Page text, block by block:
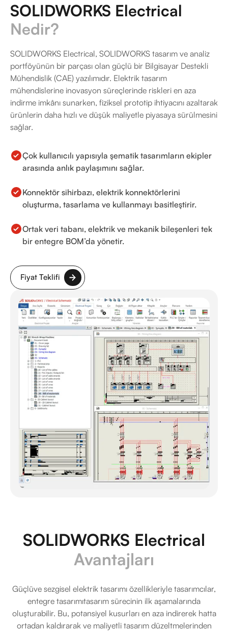
SOLIDWORKS Electrical
Nedir?
SOLIDWORKS Electrical, SOLIDWORKS tasarım ve analiz
portföyünün bir parçası olan güçlü bir Bilgisayar Destekli
Mühendislik (CAE) yazılımıdır. Elektrik tasarım
mühendislerine inovasyon süreçlerinde riskleri en aza
indirme imkânı sunarken, fiziksel prototip ihtiyacını azaltarak
ürünlerin daha hızlı ve düşük maliyetle piyasaya sürülmesini
sağlar.
Çok kullanıcılı yapısıyla şematik tasarımların ekipler
arasında anlık paylaşımını sağlar.
Konnektör sihirbazı, elektrik konnektörlerini
oluşturma, tasarlama ve kullanmayı basitleştirir.
Ortak veri tabanı, elektrik ve mekanik bileşenleri tek
bir entegre BOM’da yönetir.
Fiyat Teklifi
SOLIDWORKS Electrical
Avantajları
Güçlüve sezgisel elektrik tasarımı özellikleriyle tasarımcılar,
entegre tasarımıtasarım sürecinin ilk aşamalarında
oluşturabilir. Bu, potansiyel kusurları en aza indirerek hatta
ortadan kaldırarak ve maliyetli tasarım düzeltmelerinden